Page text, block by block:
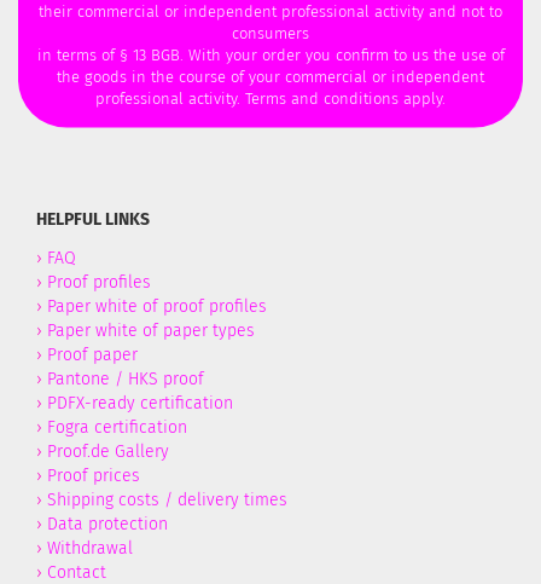
their commercial or independent professional activity and not to
consumers
in terms of § 13 BGB. With your order you confirm to us the use of
the goods in the course of your commercial or independent
professional activity. Terms and conditions apply.
HELPFUL LINKS
› FAQ
› Proof profiles
› Paper white of proof profiles
› Paper white of paper types
› Proof paper
› Pantone / HKS proof
› PDFX-ready certification
› Fogra certification
› Proof.de Gallery
› Proof prices
› Shipping costs / delivery times
› Data protection
› Withdrawal
› Contact